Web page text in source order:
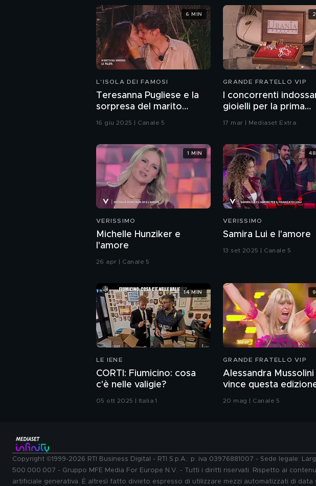
L'ISOLA DEI FAMOSI
Teresanna Pugliese e la
sorpresa del marito
16 giu 2025 | Canale 5
6 MIN
GRANDE FRATELLO VIP
I concorrenti
gioielli per la prima
puntata
17 mar | Mediaset Extra
VERISSIMO
Michelle Hunziker e
l'amore
26 apr | Canale 5
1 MIN
VERISSIMO
Samira Lui e l'amore
13 set 2025 | Canale 5
LE IENE
CORTI: Fiumicino: cosa
c'è nelle valigie?
05 ott 2025 | Italia 1
14 MIN
GRANDE FRATELLO VIP
Alessandra Mussolini
vince questa
Grande Fratello VIP
20 mag | Canale 5
Copyright ©1999-2026 RTI Business Digital - RTI S.p.A.: p. iva 03976881007 - Sede legale:
500.000.007 - Gruppo MFE Media For Europe N.V. - Tutti i diritti riservati. Rispetto ai
artificiale generativa. È altresì fatto divieto espresso di utilizzare mezzi automatizzati di data